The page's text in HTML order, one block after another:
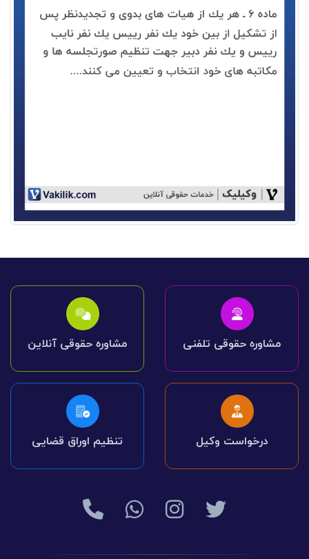
مشاوره حقوقی تلفنی مشاوره حقوقی آنلاین
درخواست وکیل تنظیم اوراق قضایی